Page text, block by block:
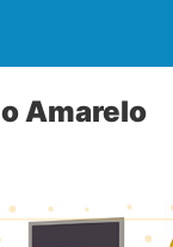
Amarelo